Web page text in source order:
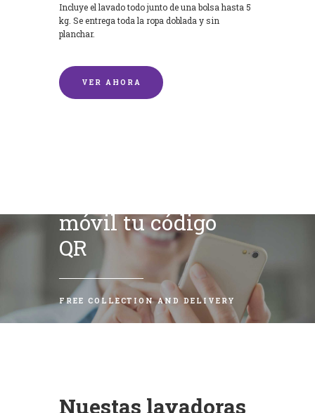
Incluye el lavado todo junto de una bolsa hasta 5
kg. Se entrega toda la ropa doblada y sin
planchar.
VER AHORA
móvil tu código
QR
FREE COLLECTION AND DELIVERY
Nuestas lavadoras